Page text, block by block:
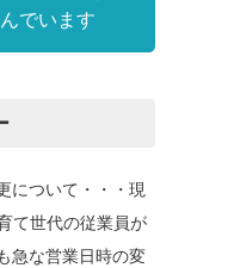
でいます
について・・・現
て世代の従業員が
急な営業日時の変